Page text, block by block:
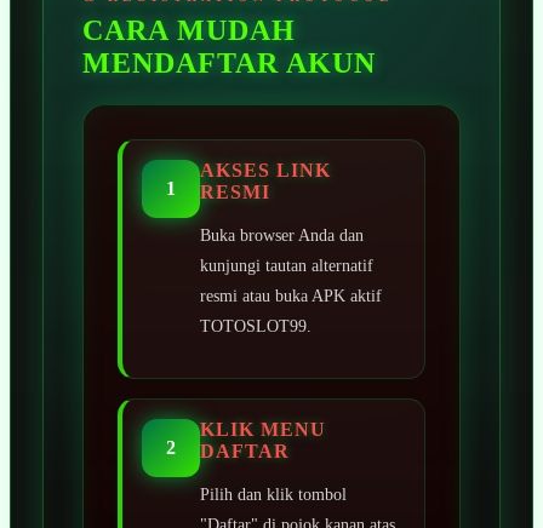
CARA MUDAH
MENDAFTAR AKUN
1
AKSES LINK
RESMI
Buka browser Anda dan
kunjungi tautan alternatif
resmi atau buka APK aktif
TOTOSLOT99.
2
KLIK MENU
DAFTAR
Pilih dan klik tombol